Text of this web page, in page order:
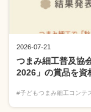
2026-07-21
つまみ細工普及協
2026」の賞品を資
#子どもつまみ細工コンテ